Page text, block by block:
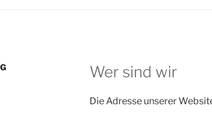
Wer sind wir
Die Adresse unserer